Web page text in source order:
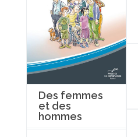
Des femmes
et des
hommes